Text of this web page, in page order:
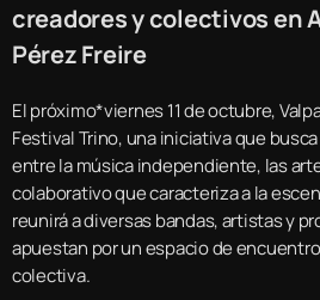
creadores y colectivos en
Pérez Freire
El próximo*viernes 11 de octubre,
Festival Trino, una iniciativa que
entre la música independiente, las
colaborativo que caracteriza a la
reunirá a diversas bandas, artistas y
apuestan por un espacio de
colectiva.